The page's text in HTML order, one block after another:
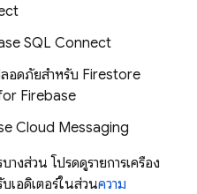
SQL Connect
ลอดภัยสำหรับ Firestore
Firebase
Cloud Messaging
างส่วน โปรดดูรายการเครื่อง
เอดิเตอร์ในส่วนความ